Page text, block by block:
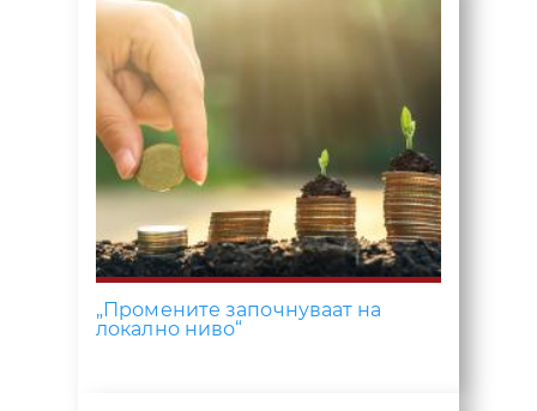
„Промените започнуваат на
локално ниво“